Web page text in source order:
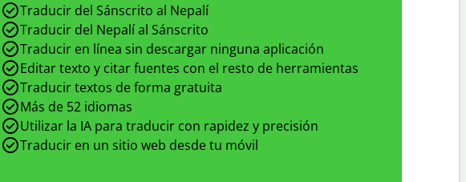
Traducir del Sánscrito al Nepalí
Traducir del Nepalí al Sánscrito
Traducir en línea sin descargar ninguna aplicación
Editar texto y citar fuentes con el resto de herramientas
Traducir textos de forma gratuita
Más de 52 idiomas
Utilizar la IA para traducir con rapidez y precisión
Traducir en un sitio web desde tu móvil